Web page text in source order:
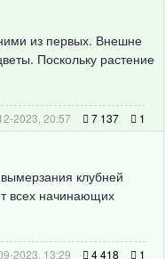
из первых. Внешне
Поскольку растение
2023, 20:57 7 137 1
клубней
всех начинающих
2023, 13:29 4 418 1